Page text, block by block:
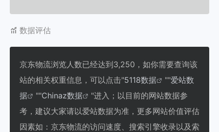
数据评估
京东物流浏览人数已经达到3,250，如你需要查询该
站的相关权重信息，可以点击"5118数据 ""爱站数
据
""Chinaz数据
"进入；以目前的网站数据参
考，建议大家请以爱站数据为准，更多网站价值评估
因素如：京东物流的访问速度、搜索引擎收录以及索